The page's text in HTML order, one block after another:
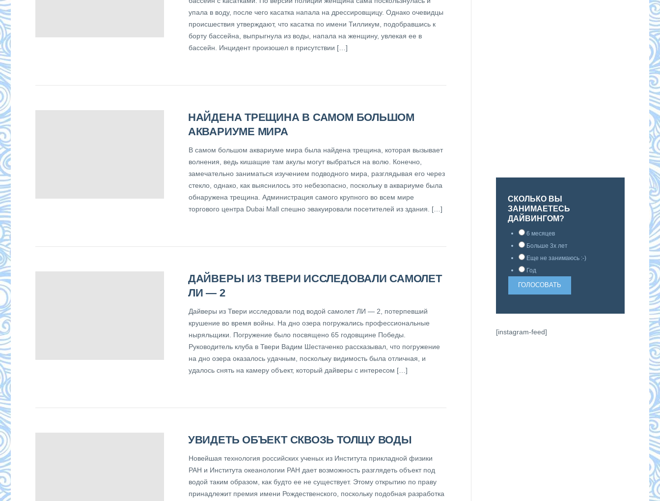
упала в воду, после чего касатка напала на дрессировщицу. Однако очевидцы
происшествия утверждают, что касатка по имени Тилликум, подобравшись к
борту бассейна, выпрыгнула из воды, напала на женщину, увлекая ее в
бассейн. Инцидент произошел в присутствии […]
НАЙДЕНА ТРЕЩИНА В САМОМ БОЛЬШОМ
АКВАРИУМЕ МИРА
В самом большом аквариуме мира была найдена трещина, которая вызывает
волнения, ведь кишащие там акулы могут выбраться на волю. Конечно,
замечательно заниматься изучением подводного мира, разглядывая его через
стекло, однако, как выяснилось это небезопасно, поскольку в аквариуме была
обнаружена трещина. Администрация самого крупного во всем мире
торгового центра Dubai Mall спешно эвакуировали посетителей из здания. […]
ДАЙВЕРЫ ИЗ ТВЕРИ ИССЛЕДОВАЛИ САМОЛЕТ
ЛИ — 2
Дайверы из Твери исследовали под водой самолет ЛИ — 2, потерпевший
крушение во время войны. На дно озера погружались профессиональные
ныряльщики. Погружение было посвящено 65 годовщине Победы.
Руководитель клуба в Твери Вадим Шестаченко рассказывал, что погружение
на дно озера оказалось удачным, поскольку видимость была отличная, и
удалось снять на камеру объект, который дайверы с интересом […]
УВИДЕТЬ ОБЪЕКТ СКВОЗЬ ТОЛЩУ ВОДЫ
Новейшая технология российских ученых из Института прикладной физики
РАН и Института океанологии РАН дает возможность разглядеть объект под
водой таким образом, как будто ее не существует. Этому открытию по праву
принадлежит премия имени Рождественского, поскольку подобная разработка
СКОЛЬКО ВЫ
ЗАНИМАЕТЕСЬ
ДАЙВИНГОМ?
6 месяцев
Больше 3х лет
Еще не занимаюсь :-)
Год
[instagram-feed]